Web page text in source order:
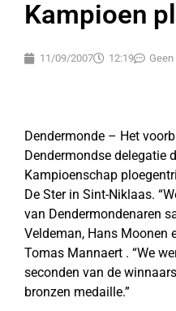
Kampioen
11/09/2007 12:19
Dendermonde – Het
Dendermondse delegatie
Kampioenschap
De Ster in Sint-Niklaas.
van Dendermondenaren
Veldeman, Hans Moonen
Tomas Mannaert . “We
seconden van de
bronzen medaille.”